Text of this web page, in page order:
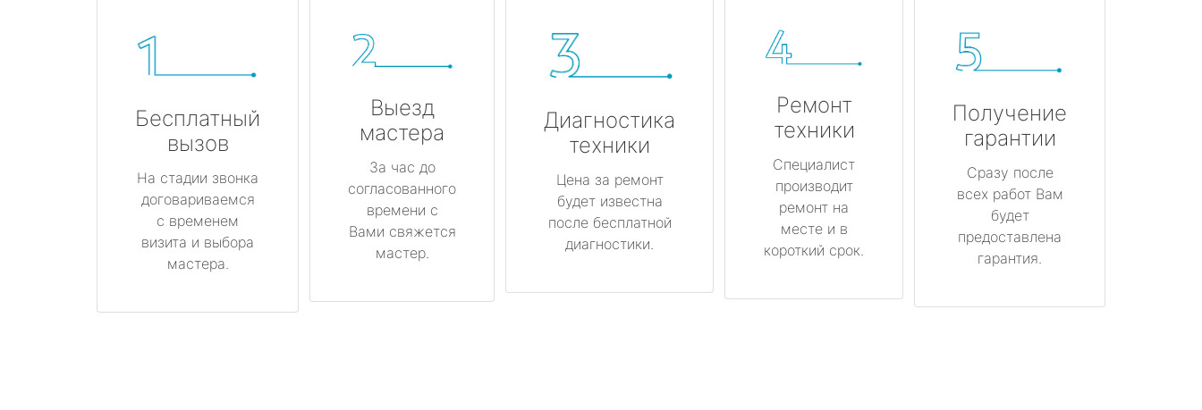
Бесплатный
вызов
На стадии звонка
договариваемся
с временем
визита и выбора
мастера.
Выезд
мастера
За час до
согласованного
времени с
Вами свяжется
мастер.
Диагностика
техники
Цена за ремонт
будет известна
после бесплатной
диагностики.
Ремонт
техники
Специалист
производит
ремонт на
месте и в
короткий срок.
Получение
гарантии
Сразу после
всех работ Вам
будет
предоставлена
гарантия.